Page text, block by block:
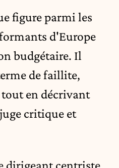
figure parmi les
d'Europe
budgétaire. Il
de faillite,
en décrivant
critique et
dirigeant centriste